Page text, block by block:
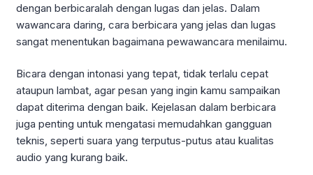
dengan berbicaralah dengan lugas dan jelas. Dalam
wawancara daring, cara berbicara yang jelas dan lugas
sangat menentukan bagaimana pewawancara menilaimu.
Bicara dengan intonasi yang tepat, tidak terlalu cepat
ataupun lambat, agar pesan yang ingin kamu sampaikan
dapat diterima dengan baik. Kejelasan dalam berbicara
juga penting untuk mengatasi memudahkan gangguan
teknis, seperti suara yang terputus-putus atau kualitas
audio yang kurang baik.